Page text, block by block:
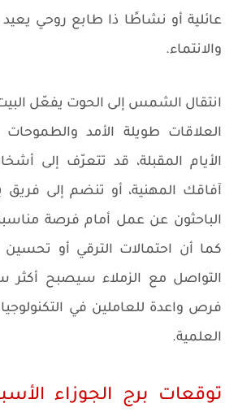
عائلية أو نشاطًا ذا طابع روحي
والانتماء.
انتقال الشمس إلى الحوت يفعّل
العلاقات طويلة الأمد والطموحات
الأيام المقبلة، قد تتعرّف إلى
آفاقك المهنية، أو تنضم إلى
الباحثون عن عمل أمام فرصة
كما أن احتمالات الترقي أو تحسين
التواصل مع الزملاء سيصبح أكثر
فرص واعدة للعاملين في
العلمية.
توقعات برج الجوزاء